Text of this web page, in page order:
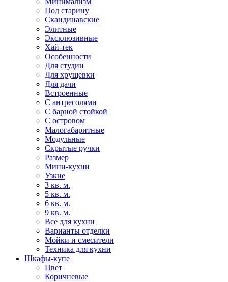
Под старину
Скандинавские
Элитные
Эксклюзивные
Хай-тек
Особенности
Для студии
Для хрущевки
Для дачи
Встроенные
С антресолями
С барной стойкой
С островом
Малогабаритные
Модульные
Скрытые ручки
Размер
Мини-кухни
Узкие
3 кв. м.
5 кв. м.
6 кв. м.
9 кв. м.
Все для кухни
Варианты отделки
Мойки и смесители
Техника для кухни
Шкафы-купе
Цвет
Коричневые